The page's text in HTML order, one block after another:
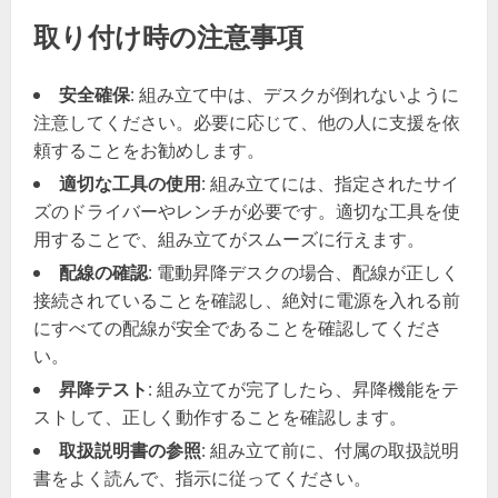
取り付け時の注意事項
安全確保: 組み立て中は、デスクが倒れないように
注意してください。必要に応じて、他の人に支援を依
頼することをお勧めします。
適切な工具の使用: 組み立てには、指定されたサイ
ズのドライバーやレンチが必要です。適切な工具を使
用することで、組み立てがスムーズに行えます。
配線の確認: 電動昇降デスクの場合、配線が正しく
接続されていることを確認し、絶対に電源を入れる前
にすべての配線が安全であることを確認してくださ
い。
昇降テスト: 組み立てが完了したら、昇降機能をテ
ストして、正しく動作することを確認します。
取扱説明書の参照: 組み立て前に、付属の取扱説明
書をよく読んで、指示に従ってください。